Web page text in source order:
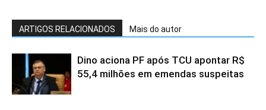
ARTIGOS RELACIONADOS Mais do autor
Dino aciona PF após TCU apontar R$
55,4 milhões em emendas suspeitas